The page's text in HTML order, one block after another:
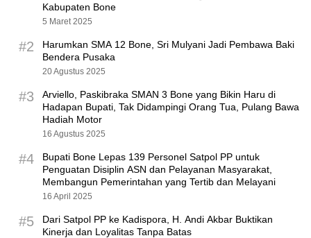
Kabupaten Bone
5 Maret 2025
#2
Harumkan SMA 12 Bone, Sri Mulyani Jadi Pembawa Baki
Bendera Pusaka
20 Agustus 2025
#3
Arviello, Paskibraka SMAN 3 Bone yang Bikin Haru di
Hadapan Bupati, Tak Didampingi Orang Tua, Pulang Bawa
Hadiah Motor
16 Agustus 2025
#4
Bupati Bone Lepas 139 Personel Satpol PP untuk
Penguatan Disiplin ASN dan Pelayanan Masyarakat,
Membangun Pemerintahan yang Tertib dan Melayani
16 April 2025
#5
Dari Satpol PP ke Kadispora, H. Andi Akbar Buktikan
Kinerja dan Loyalitas Tanpa Batas